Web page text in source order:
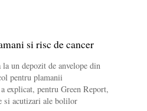
si risc de cancer
un depozit de anvelope din
pentru plamanii
explicat, pentru Green Report,
si acutizari ale bolilor